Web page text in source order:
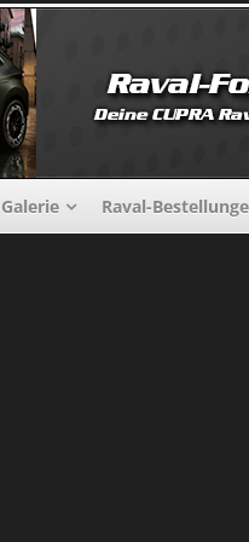
Galerie Raval-